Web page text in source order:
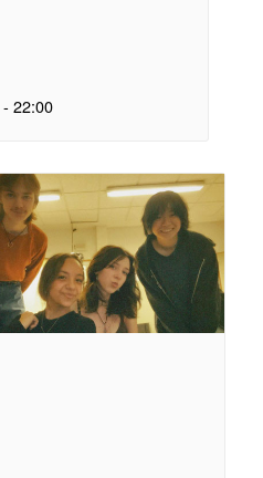
- 22:00